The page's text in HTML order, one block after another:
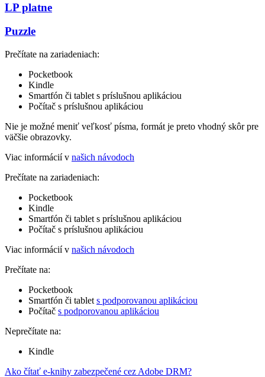
LP platne
Puzzle
Prečítate na zariadeniach:
Pocketbook
Kindle
Smartfón či tablet s príslušnou aplikáciou
Počítač s príslušnou aplikáciou
Nie je možné meniť veľkosť písma, formát je preto vhodný skôr pre
väčšie obrazovky.
Viac informácií v našich návodoch
Prečítate na zariadeniach:
Pocketbook
Kindle
Smartfón či tablet s príslušnou aplikáciou
Počítač s príslušnou aplikáciou
Viac informácií v našich návodoch
Prečítate na:
Pocketbook
Smartfón či tablet s podporovanou aplikáciou
Počítač s podporovanou aplikáciou
Neprečítate na:
Kindle
Ako čítať e-knihy zabezpečené cez Adobe DRM?